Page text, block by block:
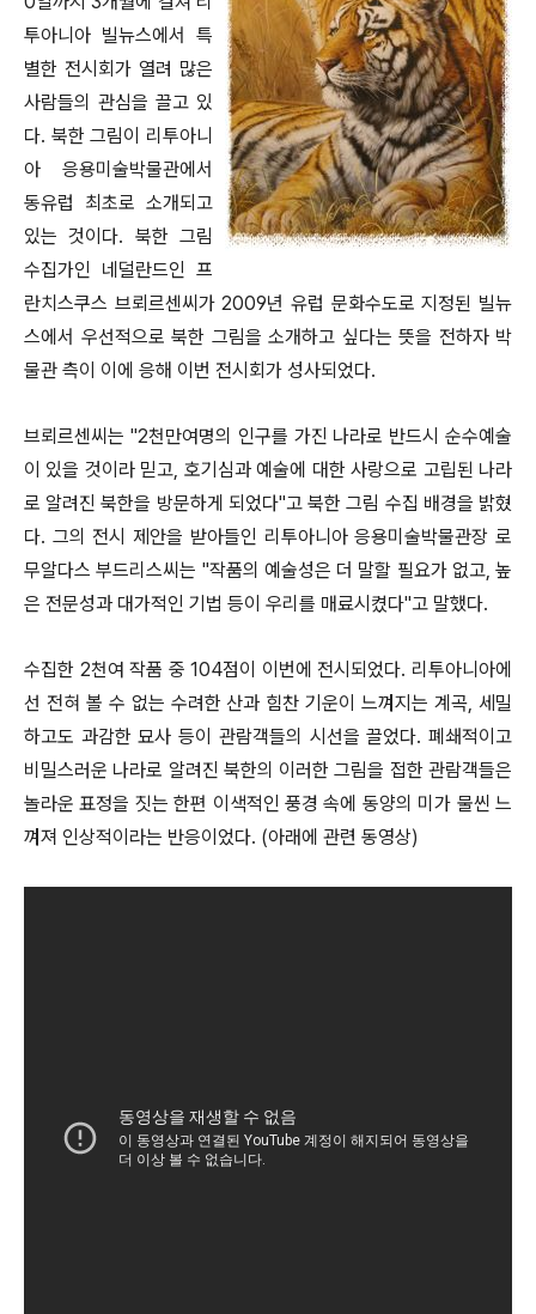
투아니아 빌뉴스에서 특
별한 전시회가 열려 많은
사람들의 관심을 끌고 있
다. 북한 그림이 리투아니
아 응용미술박물관에서
동유럽 최초로 소개되고
있는 것이다. 북한 그림
수집가인 네덜란드인 프
란치스쿠스 브뢰르센씨가 2009년 유럽 문화수도로 지정된 빌뉴
스에서 우선적으로 북한 그림을 소개하고 싶다는 뜻을 전하자 박
물관 측이 이에 응해 이번 전시회가 성사되었다.
브뢰르센씨는 "2천만여명의 인구를 가진 나라로 반드시 순수예술
이 있을 것이라 믿고, 호기심과 예술에 대한 사랑으로 고립된 나라
로 알려진 북한을 방문하게 되었다"고 북한 그림 수집 배경을 밝혔
다. 그의 전시 제안을 받아들인 리투아니아 응용미술박물관장 로
무알다스 부드리스씨는 "작품의 예술성은 더 말할 필요가 없고, 높
은 전문성과 대가적인 기법 등이 우리를 매료시켰다"고 말했다.
수집한 2천여 작품 중 104점이 이번에 전시되었다. 리투아니아에
선 전혀 볼 수 없는 수려한 산과 힘찬 기운이 느껴지는 계곡, 세밀
하고도 과감한 묘사 등이 관람객들의 시선을 끌었다. 폐쇄적이고
비밀스러운 나라로 알려진 북한의 이러한 그림을 접한 관람객들은
놀라운 표정을 짓는 한편 이색적인 풍경 속에 동양의 미가 물씬 느
껴져 인상적이라는 반응이었다. (아래에 관련 동영상)